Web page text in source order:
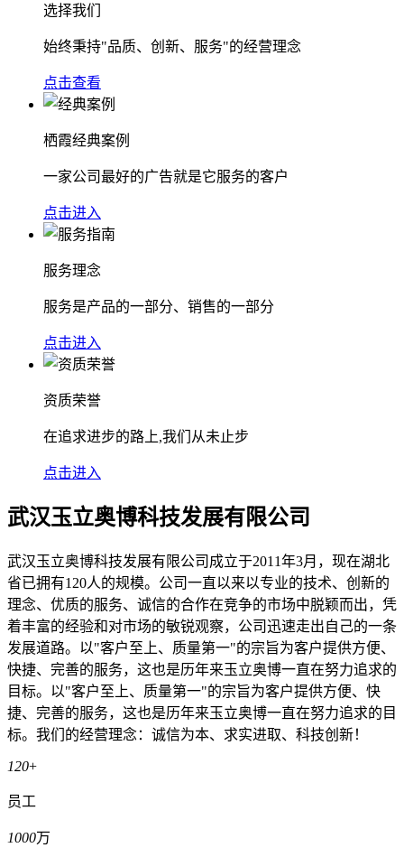
选择我们
始终秉持"品质、创新、服务"的经营理念
点击查看
栖霞经典案例
一家公司最好的广告就是它服务的客户
点击进入
服务理念
服务是产品的一部分、销售的一部分
点击进入
资质荣誉
在追求进步的路上,我们从未止步
点击进入
武汉玉立奥博科技发展有限公司
武汉玉立奥博科技发展有限公司成立于2011年3月，现在湖北
省已拥有120人的规模。公司一直以来以专业的技术、创新的
理念、优质的服务、诚信的合作在竞争的市场中脱颖而出，凭
着丰富的经验和对市场的敏锐观察，公司迅速走出自己的一条
发展道路。以"客户至上、质量第一"的宗旨为客户提供方便、
快捷、完善的服务，这也是历年来玉立奥博一直在努力追求的
目标。以"客户至上、质量第一"的宗旨为客户提供方便、快
捷、完善的服务，这也是历年来玉立奥博一直在努力追求的目
标。我们的经营理念：诚信为本、求实进取、科技创新！
120+
员工
1000万